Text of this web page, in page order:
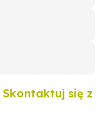
Skontaktuj się z